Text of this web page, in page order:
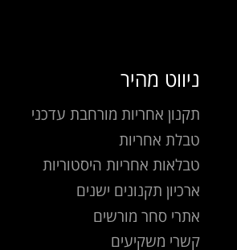
ניווט מהיר
תקנון אחריות מורחבת עדכני
טבלת אחריות
טבלאות אחריות היסטוריות
ארכיון תקנונים ישנים
אתרי סחר מורשים
קשרי משקיעים